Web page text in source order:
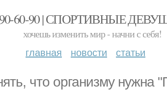
60-90 | СПОРТИВНЫЕ
хочешь изменить мир - начни с себя!
главная новости статьи
что организму нужна